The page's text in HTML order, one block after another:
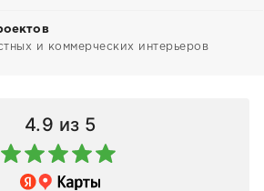
и коммерческих интерьеров
4.9 из 5